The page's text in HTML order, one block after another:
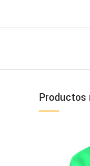
Productos